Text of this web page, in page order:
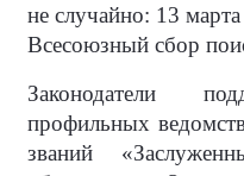
не случайно: 13
Всесоюзный сбор
Законодатели
профильных
званий